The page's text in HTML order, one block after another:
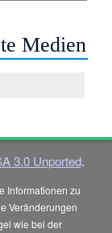
Medien
3.0 Unported.
Informationen zu
Veränderungen
wie bei der